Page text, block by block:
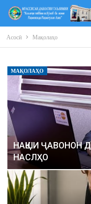
Асосӣ Мақолаҳо
МАҚОЛАҲО
НАҚШИ ҶАВОНОН
НАСЛҲО